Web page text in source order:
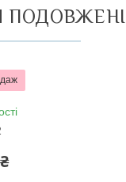
ПОДОВЖЕНІ